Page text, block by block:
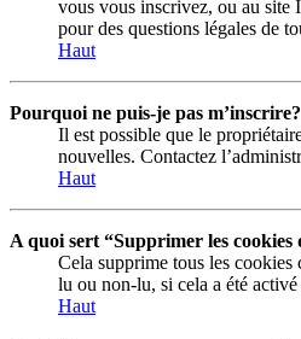
vous vous inscrivez, ou au site
pour des questions légales de
Haut
Pourquoi ne puis-je pas m’inscrire?
Il est possible que le
nouvelles. Contactez
Haut
A quoi sert “Supprimer les cookies
Cela supprime tous les
lu ou non-lu, si cela a été
Haut